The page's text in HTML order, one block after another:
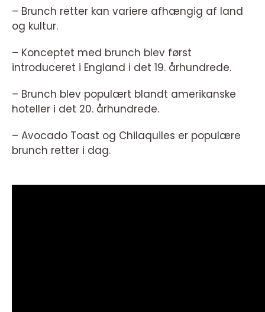
– Brunch retter kan variere afhængig af land
og kultur.
– Konceptet med brunch blev først
introduceret i England i det 19. århundrede.
– Brunch blev populært blandt amerikanske
hoteller i det 20. århundrede.
– Avocado Toast og Chilaquiles er populære
brunch retter i dag.